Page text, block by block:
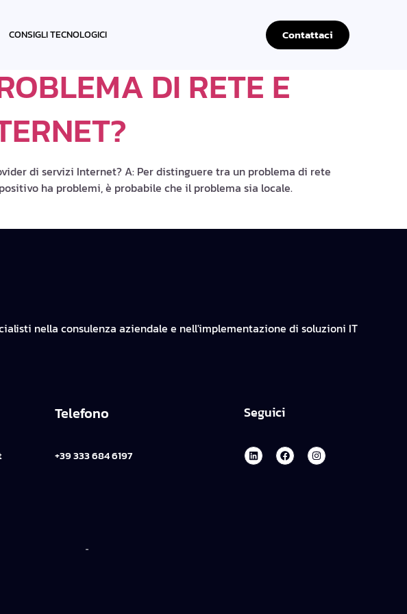
CONSIGLI TECNOLOGICI Contattaci
DI RETE E
di servizi Internet? A: Per distinguere tra un problema di rete
ha problemi, è probabile che il problema sia locale.
nella consulenza aziendale e nell'implementazione di soluzioni IT
Telefono
+39 333 684 6197
Seguici
-